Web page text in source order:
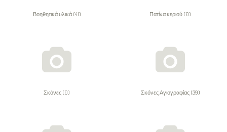
Βοηθητικά υλικά (41) Πατίνα κεριού (0)
Σκόνες (0) Σκόνες Αγιογραφίας (39)